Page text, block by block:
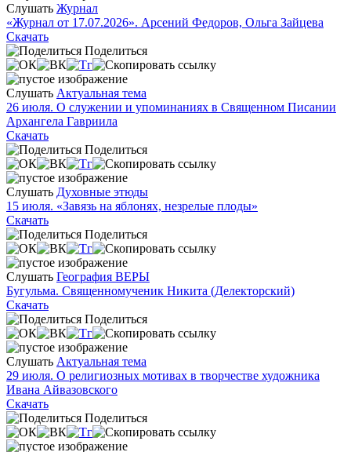
Слушать Журнал
«Журнал от 17.07.2026». Арсений Федоров, Ольга Зайцева
Скачать
Поделиться
Слушать Актуальная тема
26 июля. О служении и упоминаниях в Священном Писании
Архангела Гавриила
Скачать
Поделиться
Слушать Духовные этюды
15 июля. «Завязь на яблонях, незрелые плоды»
Скачать
Поделиться
Слушать География ВЕРЫ
Бугульма. Священномученик Никита (Делекторский)
Скачать
Поделиться
Слушать Актуальная тема
29 июля. О религиозных мотивах в творчестве художника
Ивана Айвазовского
Скачать
Поделиться